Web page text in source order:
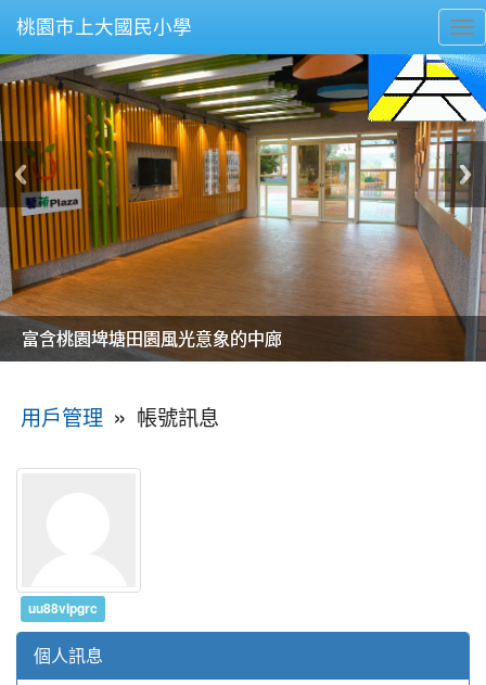
桃園市上大國民小學
美麗的操場是我們活力的來源
美麗的操場是我們活力的來源
煥然一新的小司令台
煥然一新的小司令台
富含桃園埤塘田園風光意象的中廊
富含桃園埤塘田園風光意象的中廊
嶄新的中庭廣場
嶄新的中庭廣場
水生池生生不息
水生池生生不息
用戶管理 » 帳號訊息
uu88vipgrc
個人訊息